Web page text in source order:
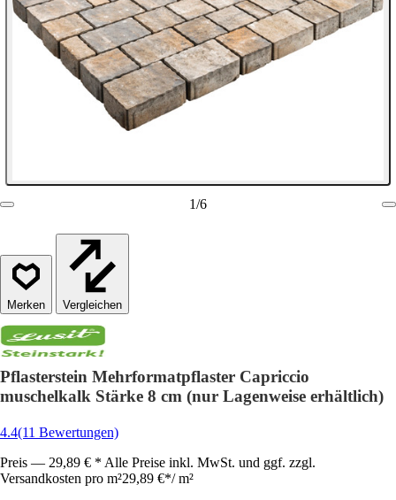
1/6
Vergleichen
Pflasterstein Mehrformatpflaster Capriccio
muschelkalk Stärke 8 cm (nur Lagenweise erhältlich)
4.4(11 Bewertungen)
Preis — 29,89 € * Alle Preise inkl. MwSt. und ggf. zzgl.
Versandkosten pro m²29,89 €*/ m²